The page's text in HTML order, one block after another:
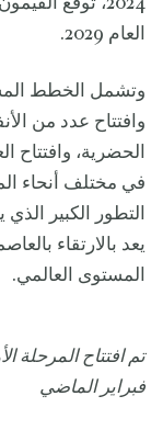
2024، توقع
العام 2029.
وتشمل الخطط
وافتتاح عدد من
الحضرية، وافتتاح
في مختلف أنحاء
التطور الكبير
يعد بالارتقاء
المستوى العالمي.
فبراير الماضي